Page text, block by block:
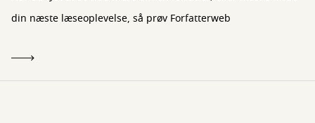
din næste læseoplevelse, så prøv Forfatterweb